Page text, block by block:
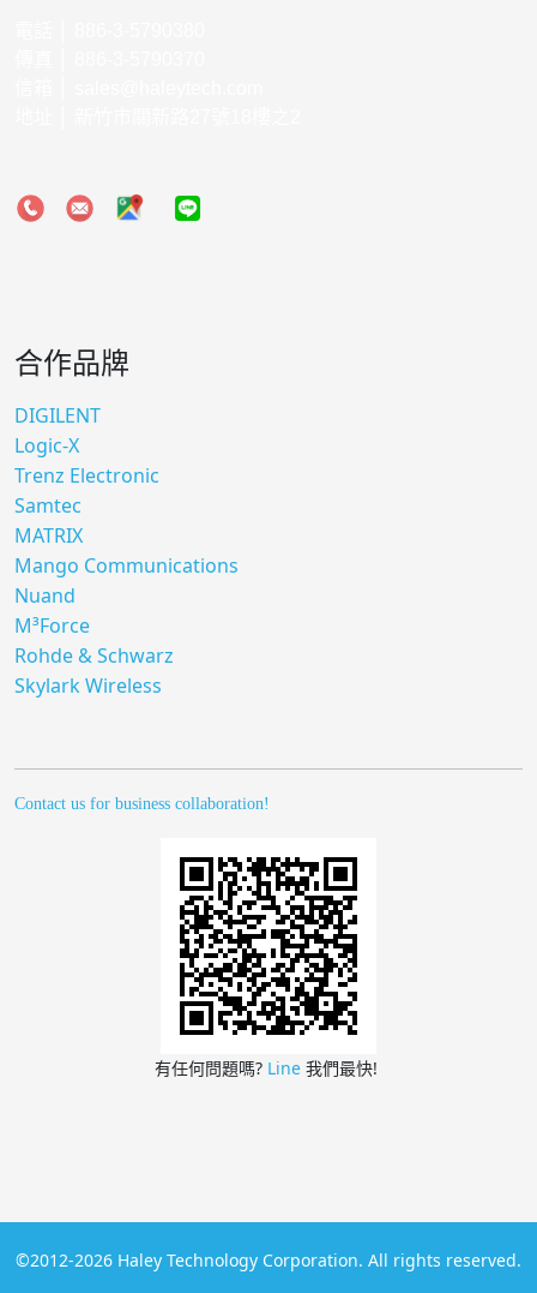
合作品牌
DIGILENT
Logic-X
Trenz Electronic
Samtec
MATRIX
Mango Communications
Nuand
M³Force
Rohde & Schwarz
Skylark Wireless
Contact us for business collaboration!
有任何問題嗎? Line 我們最快!
©2012-2026 Haley Technology Corporation. All rights reserved.